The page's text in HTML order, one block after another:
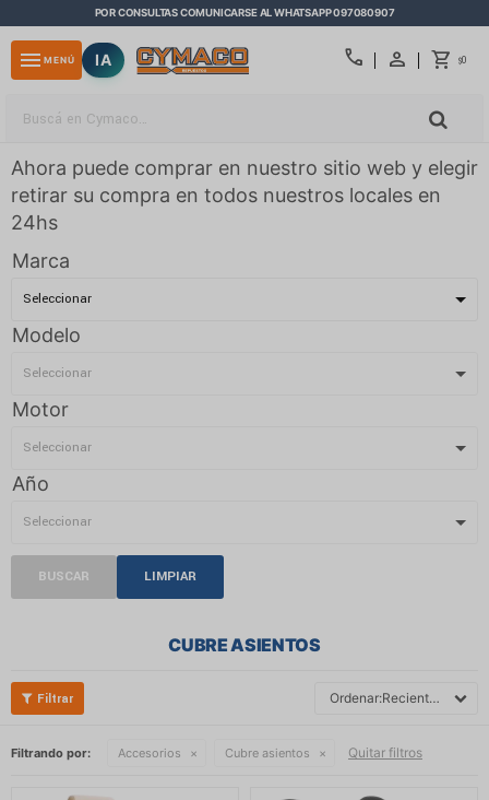
POR CONSULTAS COMUNICARSE AL WHATSAPP 097080907
call $0
menu MENÚ IA
Ahora puede comprar en nuestro sitio web y elegir
retirar su compra en todos nuestros locales en
24hs
Marca
Modelo
Motor
Año
BUSCAR LIMPIAR
CUBRE ASIENTOS
Recientes
Filtrando por: Accesorios Cubre asientos Quitar filtros
close